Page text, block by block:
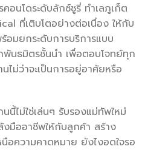
อนโดระดับลักซ์ชูรี่ ทำเลภูเก็ต
ที่เติบโตอย่างต่อเนื่อง ให้กับ
อมยกระดับการบริการแบบ
นธมิตรชั้นนำ เพื่อตอบโจทย์ทุก
ไม่ว่าจะเป็นการอยู่อาศัยหรือ
นี้ไม่ใช่เล่นๆ รับรองแม่ทัพใหม่
มืออาชีพให้กับลูกค้า สร้าง
อความคาดหมาย ยังไงอดใจรอ